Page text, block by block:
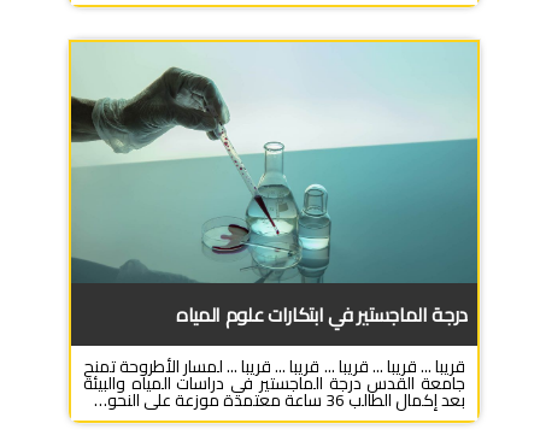
درجة الماجستير في ابتكارات علوم المياه
قريبا ... قريبا ... قريبا ... قريبا ... قريبا ... لمسار الأطروحة تمنح
جامعة القدس درجة الماجستير في دراسات المياه والبيئة
بعد إكمال الطالب 36 ساعة معتمدة موزعة على النحو…